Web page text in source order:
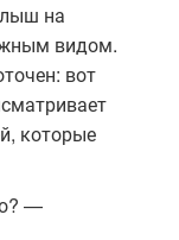
на
видом.
вот
которые
—